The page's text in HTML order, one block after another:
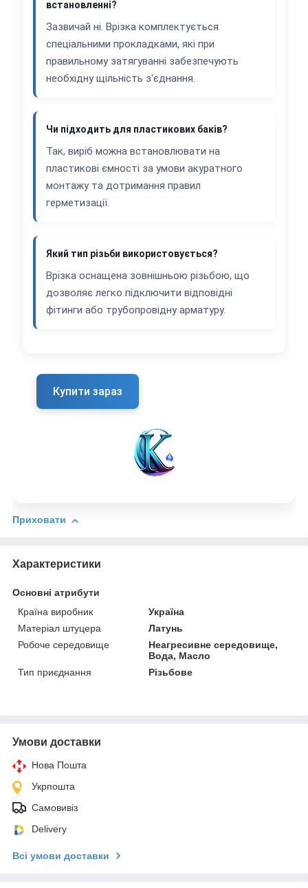
встановленні?
Зазвичай ні. Врізка комплектується
спеціальними прокладками, які при
правильному затягуванні забезпечують
необхідну щільність з'єднання.
Чи підходить для пластикових баків?
Так, виріб можна встановлювати на
пластикові ємності за умови акуратного
монтажу та дотримання правил
герметизації.
Який тип різьби використовується?
Врізка оснащена зовнішньою різьбою, що
дозволяє легко підключити відповідні
фітинги або трубопровідну арматуру.
Купити зараз
Приховати
Характеристики
Основні атрибути
Країна виробник
Україна
Матеріал штуцера
Латунь
Робоче середовище
Неагресивне середовище,
Вода, Масло
Тип приєднання
Різьбове
Умови доставки
Нова Пошта
Укрпошта
Самовивіз
Delivery
Всі умови доставки